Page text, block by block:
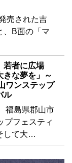
売された吉
、B面の「マ
若者に広場
きな夢を」～
ワンステップ
ル
福島県郡山市
プフェスティ
して大…